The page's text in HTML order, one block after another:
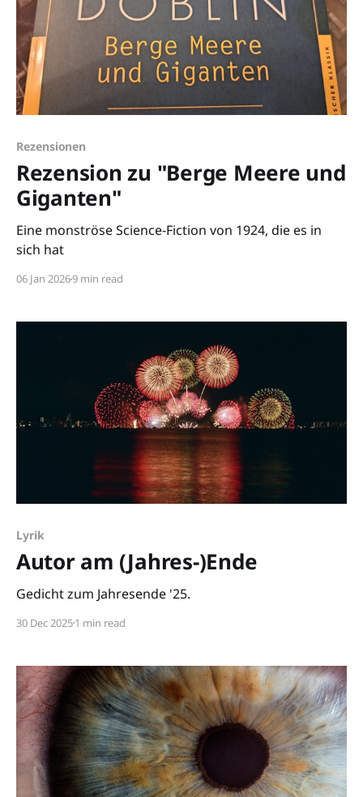
Rezensionen
Rezension zu "Berge Meere und
Giganten"
Eine monströse Science-Fiction von 1924, die es in
sich hat
06 Jan 20269 min read
Lyrik
Autor am (Jahres-)Ende
Gedicht zum Jahresende '25.
30 Dec 20251 min read